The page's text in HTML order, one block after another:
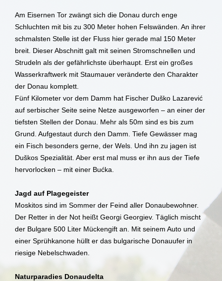
Am Eisernen Tor zwängt sich die Donau durch enge
Schluchten mit bis zu 300 Meter hohen Felswänden. An ihrer
schmalsten Stelle ist der Fluss hier gerade mal 150 Meter
breit. Dieser Abschnitt galt mit seinen Stromschnellen und
Strudeln als der gefährlichste überhaupt. Erst ein großes
Wasserkraftwerk mit Staumauer veränderte den Charakter
der Donau komplett.
Fünf Kilometer vor dem Damm hat Fischer Duško Lazarević
auf serbischer Seite seine Netze ausgeworfen – an einer der
tiefsten Stellen der Donau. Mehr als 50m sind es bis zum
Grund. Aufgestaut durch den Damm. Tiefe Gewässer mag
ein Fisch besonders gerne, der Wels. Und ihn zu jagen ist
Duškos Spezialität. Aber erst mal muss er ihn aus der Tiefe
hervorlocken – mit einer Bućka.
Jagd auf Plagegeister
Moskitos sind im Sommer der Feind aller Donaubewohner.
Der Retter in der Not heißt Georgi Georgiev. Täglich mischt
der Bulgare 500 Liter Mückengift an. Mit seinem Auto und
einer Sprühkanone hüllt er das bulgarische Donauufer in
riesige Nebelschwaden.
Naturparadies Donaudelta